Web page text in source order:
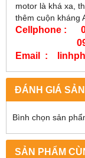
motor là khá xa,
thêm cuộn kháng
Cellphone :
0963
Email :
ĐÁNH GIÁ
Bình chọn sản
SẢN PHẨM